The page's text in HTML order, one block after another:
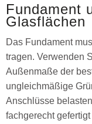
Fundament
Glasflächen
Das Fundament
tragen. Verwenden
Außenmaße der
ungleichmäßige
Anschlüsse
fachgerecht gefertigt